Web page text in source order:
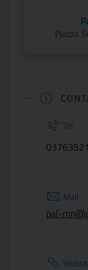
Piazza
Tel
Mail
pal-